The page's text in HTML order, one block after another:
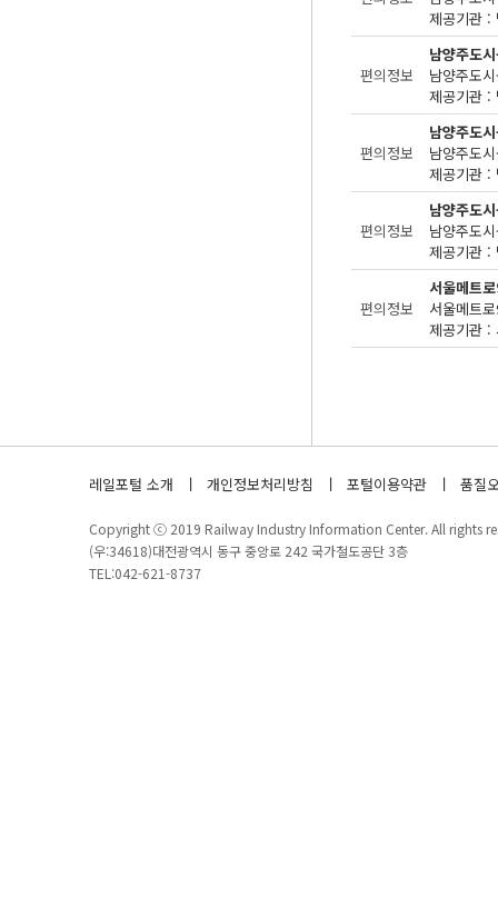
제공기관 :
편의정보
남양주도
제공기관 :
편의정보
남양주도
제공기관 :
편의정보
남양주도
제공기관 :
편의정보
서울메트
제공기관 :
레일포털 소개 개인정보처리방침 포털이용약관 품질
Copyright ⓒ 2019 Railway Industry Information Center. All rights
(우:34618)대전광역시 동구 중앙로 242 국가철도공단 3층
TEL:042-621-8737